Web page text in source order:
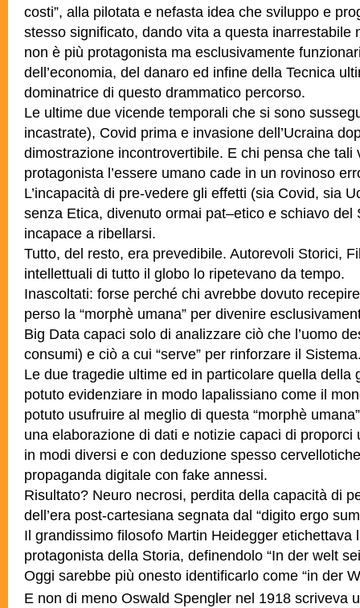
costi”, alla pilotata e nefasta idea che sviluppo e
stesso significato, dando vita a questa inarrestabile
non è più protagonista ma esclusivamente
dell’economia, del danaro ed infine della Tecnica
dominatrice di questo drammatico percorso.
Le ultime due vicende temporali che si sono
incastrate), Covid prima e invasione dell’Ucraina
dimostrazione incontrovertibile. E chi pensa che tali
protagonista l’essere umano cade in un rovinoso
L’incapacità di pre-vedere gli effetti (sia Covid, sia
senza Etica, divenuto ormai pat–etico e schiavo del
incapace a ribellarsi.
Tutto, del resto, era prevedibile. Autorevoli Storici,
intellettuali di tutto il globo lo ripetevano da tempo.
Inascoltati: forse perché chi avrebbe dovuto
perso la “morphè umana” per divenire
Big Data capaci solo di analizzare ciò che l’uomo
consumi) e ciò a cui “serve” per rinforzare il
Le due tragedie ultime ed in particolare quella della
potuto evidenziare in modo lapalissiano come il
potuto usufruire al meglio di questa “morphè
una elaborazione di dati e notizie capaci di proporci
in modi diversi e con deduzione spesso
propaganda digitale con fake annessi.
Risultato? Neuro necrosi, perdita della capacità di
dell’era post-cartesiana segnata dal “digito ergo
Il grandissimo filosofo Martin Heidegger etichettava
protagonista della Storia, definendolo “In der welt
Oggi sarebbe più onesto identificarlo come “in der
E non di meno Oswald Spengler nel 1918 scriveva